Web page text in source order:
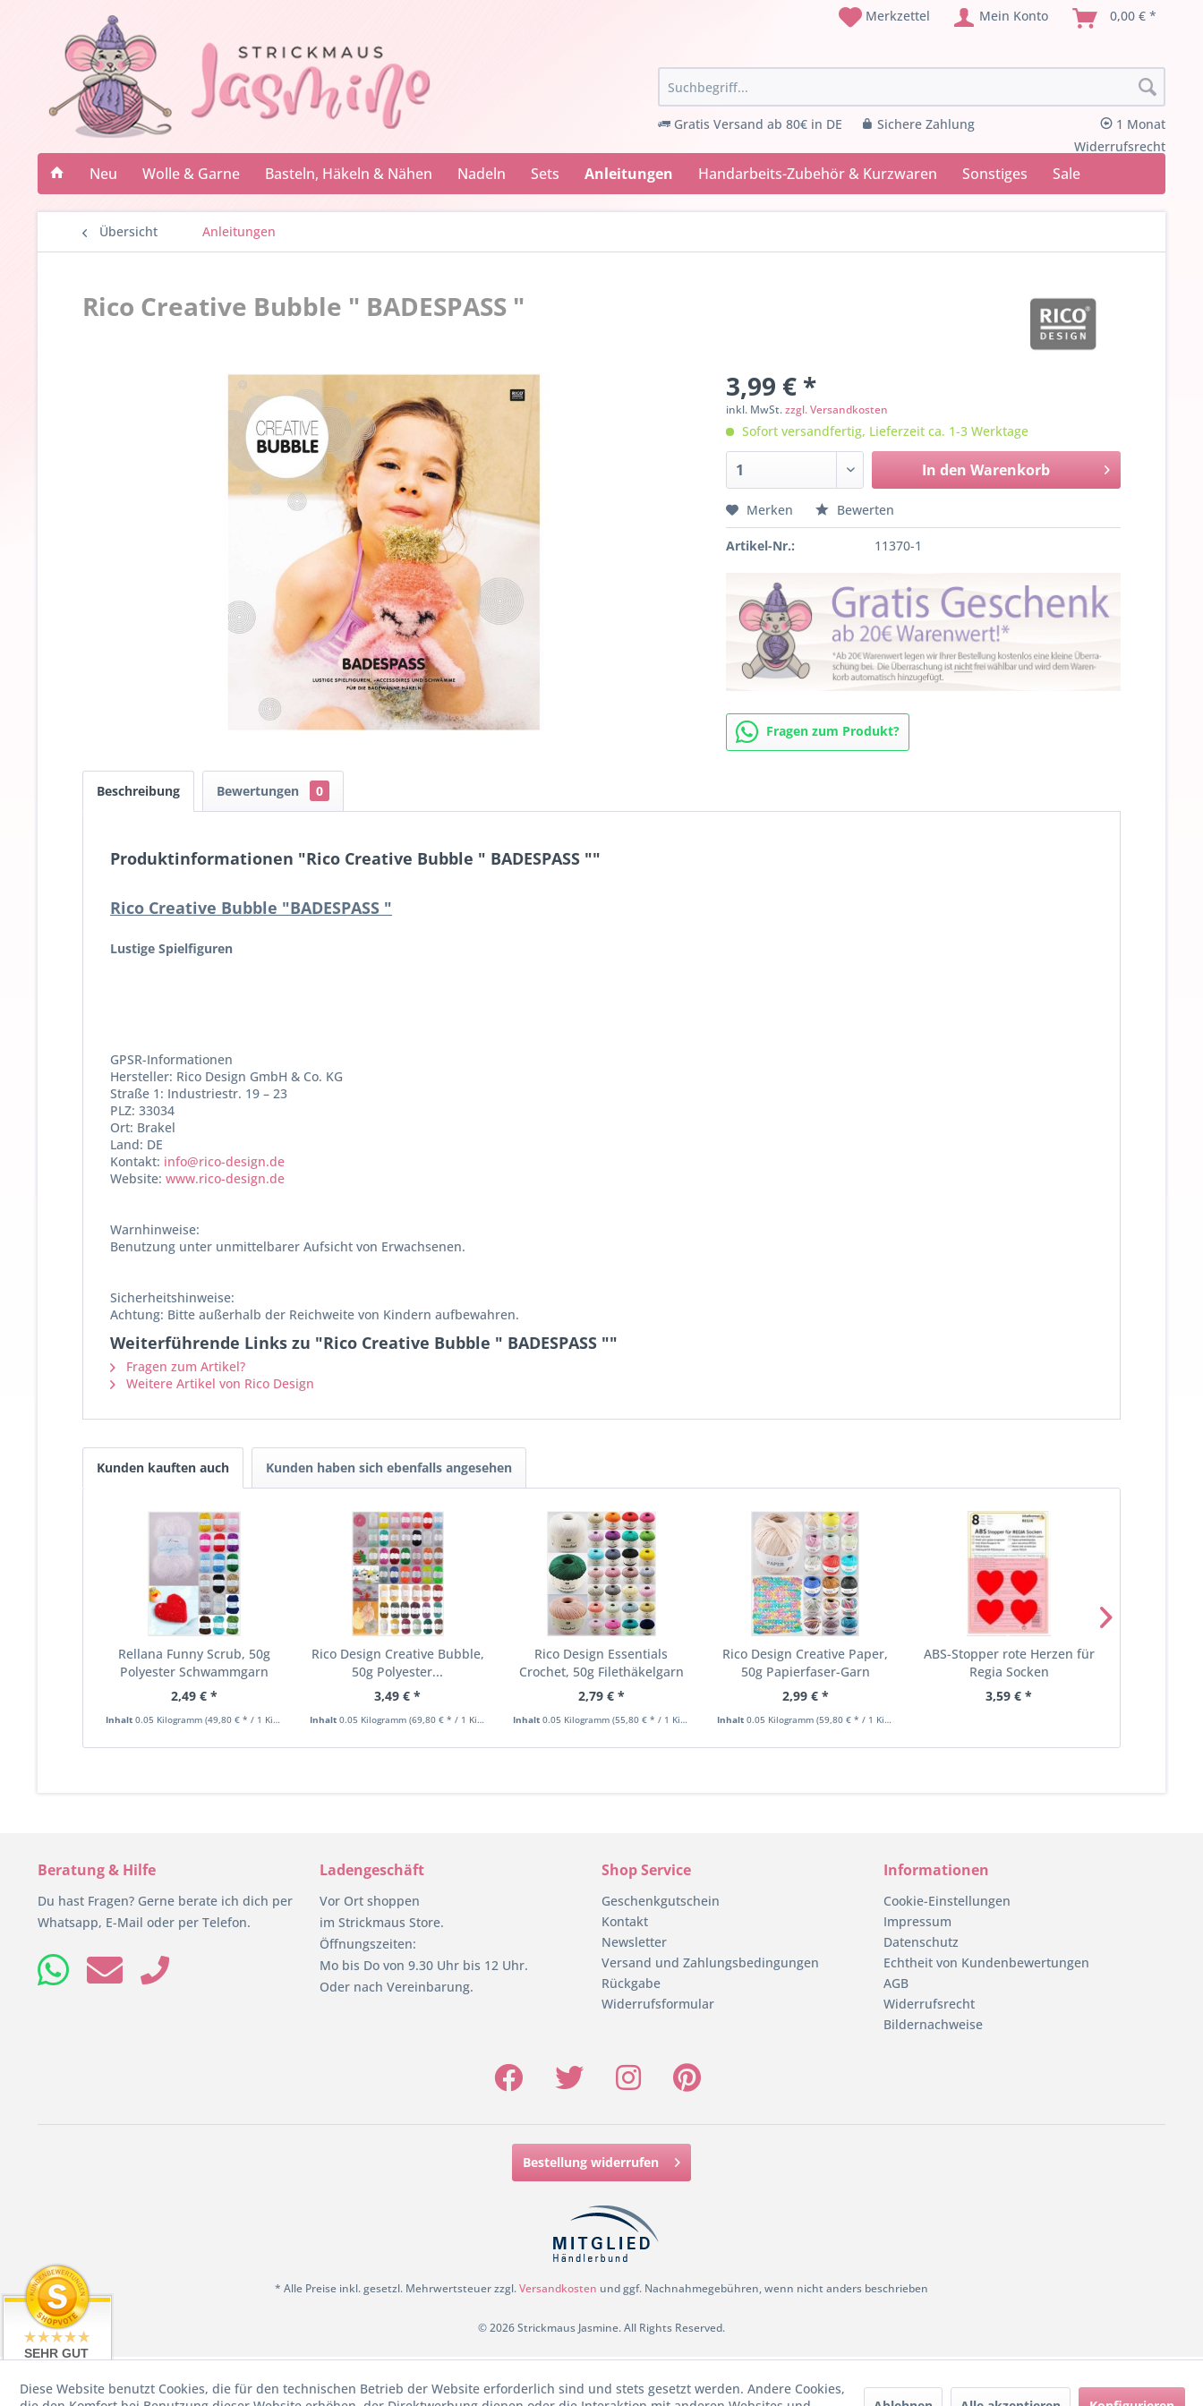
Merkzettel Mein Konto 0,00 € *
Gratis Versand ab 80€ in DE Sichere Zahlung
1 Monat
Widerrufsrecht
Neu Wolle & Garne Basteln, Häkeln & Nähen Nadeln Sets Anleitungen Handarbeits-Zubehör & Kurzwaren Sonstiges Sale
Übersicht Anleitungen
Rico Creative Bubble " BADESPASS "
3,99 € *
inkl. MwSt.zzgl. Versandkosten
Sofort versandfertig, Lieferzeit ca. 1-3 Werktage
In den Warenkorb
Merken Bewerten
Artikel-Nr.: 11370-1
Fragen zum Produkt?
Beschreibung Bewertungen 0
Produktinformationen "Rico Creative Bubble " BADESPASS ""
Rico Creative Bubble "BADESPASS "
Lustige Spielfiguren
GPSR-Informationen
Hersteller: Rico Design GmbH & Co. KG
Straße 1: Industriestr. 19 – 23
PLZ: 33034
Ort: Brakel
Land: DE
Kontakt: info@rico-design.de
Website: www.rico-design.de
Warnhinweise:
Benutzung unter unmittelbarer Aufsicht von Erwachsenen.
Sicherheitshinweise:
Achtung: Bitte außerhalb der Reichweite von Kindern aufbewahren.
Weiterführende Links zu "Rico Creative Bubble " BADESPASS ""
Fragen zum Artikel?
Weitere Artikel von Rico Design
Kunden kauften auch Kunden haben sich ebenfalls angesehen
Rellana Funny Scrub, 50g
Polyester Schwammgarn
2,49 € *
Inhalt 0.05 Kilogramm (49,80 € * / 1 Kilogramm)
Rico Design Creative Bubble,
50g Polyester...
3,49 € *
Inhalt 0.05 Kilogramm (69,80 € * / 1 Kilogramm)
Rico Design Essentials
Crochet, 50g Filethäkelgarn
2,79 € *
Inhalt0.05 Kilogramm(55,80 € * / 1 Kilogramm)
Rico Design Creative Paper,
50g Papierfaser-Garn
2,99 € *
Inhalt 0.05 Kilogramm (59,80 € * / 1 Kilogramm)
ABS-Stopper rote Herzen für
Regia Socken
3,59 € *
Beratung & Hilfe
Du hast Fragen? Gerne berate ich dich per
Whatsapp, E-Mail oder per Telefon.
Ladengeschäft
Vor Ort shoppen
im Strickmaus Store.
Öffnungszeiten:
Mo bis Do von 9.30 Uhr bis 12 Uhr.
Oder nach Vereinbarung.
Shop Service
Geschenkgutschein
Kontakt
Newsletter
Versand und Zahlungsbedingungen
Rückgabe
Widerrufsformular
Informationen
Cookie-Einstellungen
Impressum
Datenschutz
Echtheit von Kundenbewertungen
AGB
Widerrufsrecht
Bildernachweise
Bestellung widerrufen
* Alle Preise inkl. gesetzl. Mehrwertsteuer zzgl.Versandkosten und ggf. Nachnahmegebühren, wenn nicht anders beschrieben
© 2026 Strickmaus Jasmine. All Rights Reserved.
Diese Website benutzt Cookies, die für den technischen Betrieb der Website erforderlich sind und stets gesetzt werden. Andere Cookies,
SEHR GUT
aus 198
Bewertungen